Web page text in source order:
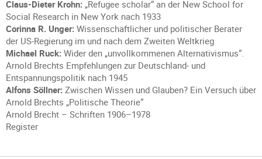
Claus-Dieter Krohn: „Refugee scholar“ an der New School for
Social Research in New York nach 1933
Corinna R. Unger: Wissenschaftlicher und politischer Berater
der US-Regierung im und nach dem Zweiten Weltkrieg
Michael Ruck: Wider den „unvollkommenen Alternativismus“.
Arnold Brechts Empfehlungen zur Deutschland- und
Entspannungspolitik nach 1945
Alfons Söllner: Zwischen Wissen und Glauben? Ein Versuch über
Arnold Brechts „Politische Theorie“
Arnold Brecht – Schriften 1906–1978
Register